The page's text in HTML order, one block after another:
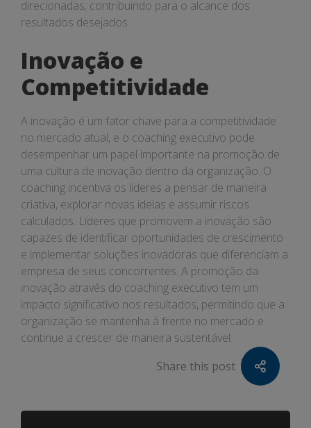
direcionadas, contribuindo para o alcance dos
resultados desejados.
Inovação e
Competitividade
A inovação é um fator chave para a competitividade
no mercado atual, e o coaching executivo pode
desempenhar um papel importante na promoção de
uma cultura de inovação dentro da organização. O
coaching incentiva os líderes a pensar de maneira
criativa, explorar novas ideias e assumir riscos
calculados. Líderes que promovem a inovação são
capazes de identificar oportunidades de crescimento
e implementar soluções inovadoras que diferenciam a
empresa de seus concorrentes. A promoção da
inovação através do coaching executivo tem um
impacto significativo nos resultados, permitindo que a
organização se mantenha à frente no mercado e
continue a crescer de maneira sustentável.
Share this post